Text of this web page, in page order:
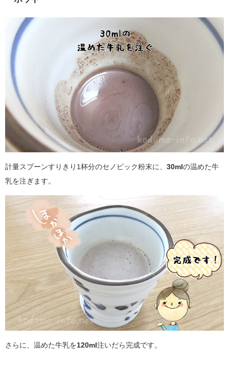
計量スプーンすりきり1杯分のセノビック粉末に、 30ml の温めた牛
乳を注ぎます。
さらに、温めた牛乳を120ml 注いだら完成です。